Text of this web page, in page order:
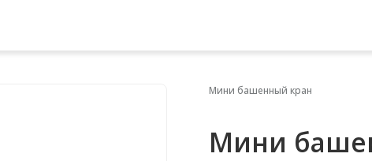
Мини башенный кран
Мини